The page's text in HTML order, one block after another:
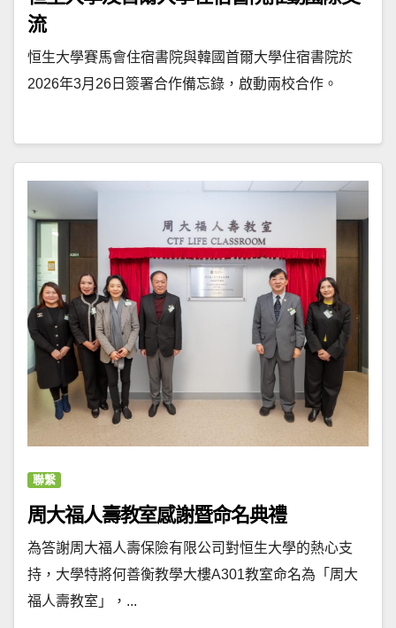
流
恒生大學賽馬會住宿書院與韓國首爾大學住宿書院於
2026年3月26日簽署合作備忘錄，啟動兩校合作。
聯繫
周大福人壽教室感謝暨命名典禮
為答謝周大福人壽保險有限公司對恒生大學的熱心支
持，大學特將何善衡教學大樓A301教室命名為「周大
福人壽教室」，...